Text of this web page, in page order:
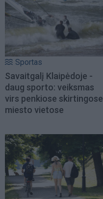
Sportas
Savaitgalį Klaipėdoje -
daug sporto: veiksmas
virs penkiose skirtingose
miesto vietose